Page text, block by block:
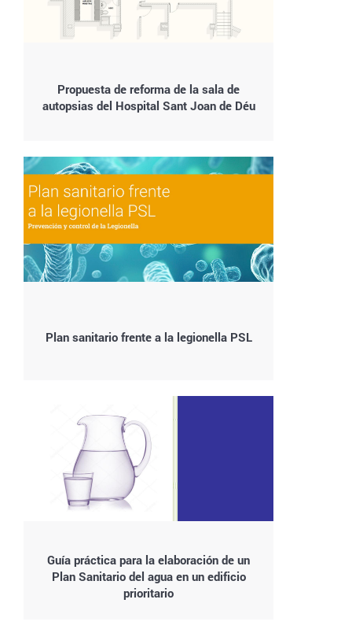
Propuesta de reforma de la sala de
autopsias del Hospital Sant Joan de Déu
Plan sanitario frente a la legionella PSL
Guía práctica para la elaboración de un
Plan Sanitario del agua en un edificio
prioritario